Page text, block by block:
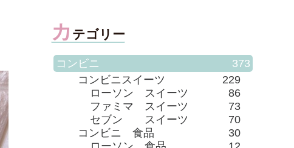
カ テゴリー
コンビニ
373
コンビニスイーツ
229
ローソン スイーツ
86
ファミマ スイーツ
73
セブン スイーツ
70
コンビニ 食品
30